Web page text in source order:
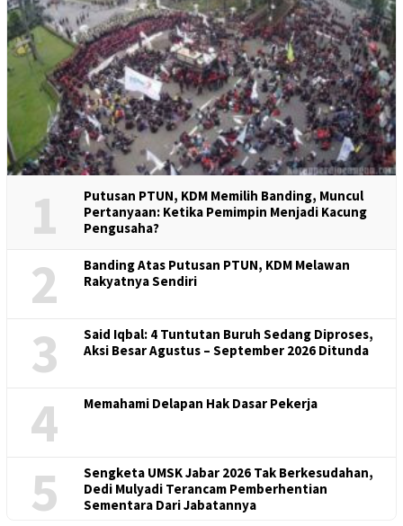
1
Putusan PTUN, KDM Memilih Banding, Muncul
Pertanyaan: Ketika Pemimpin Menjadi Kacung
Pengusaha?
2
Banding Atas Putusan PTUN, KDM Melawan
Rakyatnya Sendiri
3
Said Iqbal: 4 Tuntutan Buruh Sedang Diproses,
Aksi Besar Agustus – September 2026 Ditunda
4 Memahami Delapan Hak Dasar Pekerja
5
Sengketa UMSK Jabar 2026 Tak Berkesudahan,
Dedi Mulyadi Terancam Pemberhentian
Sementara Dari Jabatannya